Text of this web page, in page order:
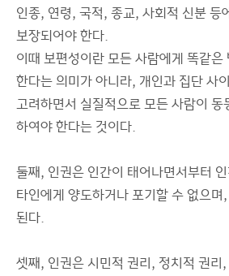
인종, 연령, 국적, 종교, 사회적 신분 등
보장되어야 한다.
이때 보편성이란 모든 사람에게 똑같
한다는 의미가 아니라, 개인과 집단 사
고려하면서 실질적으로 모든 사람이
하여야 한다는 것이다.
둘째, 인권은 인간이 태어나면서부터
타인에게 양도하거나 포기할 수 없으
된다.
셋째, 인권은 시민적 권리, 정치적 권